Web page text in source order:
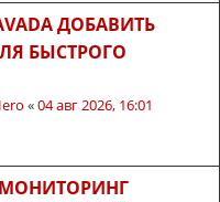
ДОБАВИТЬ
БЫСТРОГО
«04 авг 2026, 16:01